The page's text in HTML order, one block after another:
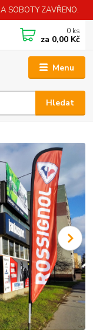
SOBOTY ZAVŘENO.
Menu
Hledat
0 ks
za 0,00 Kč